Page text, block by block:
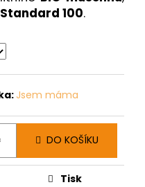
Standard 100.
Jsem máma
DO KOŠÍKU
Tisk